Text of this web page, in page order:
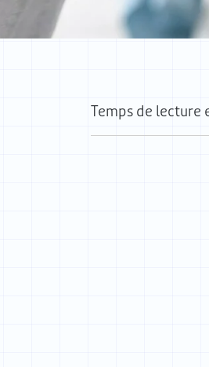
Temps de lecture